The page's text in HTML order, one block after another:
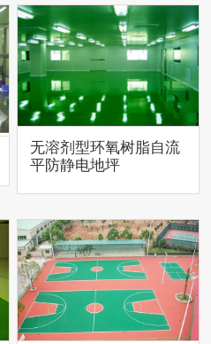
无溶剂型环氧树脂自流
平防静电地坪